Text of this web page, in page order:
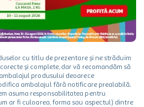
cu titlu de prezentare și ne străduim
și complete, dar vă recomandăm să
produsului deoarece
ambalajul fără notificare prealabilă.
asuma responsabilitatea pentru
ar fi culoarea, forma sau aspectul) dintre